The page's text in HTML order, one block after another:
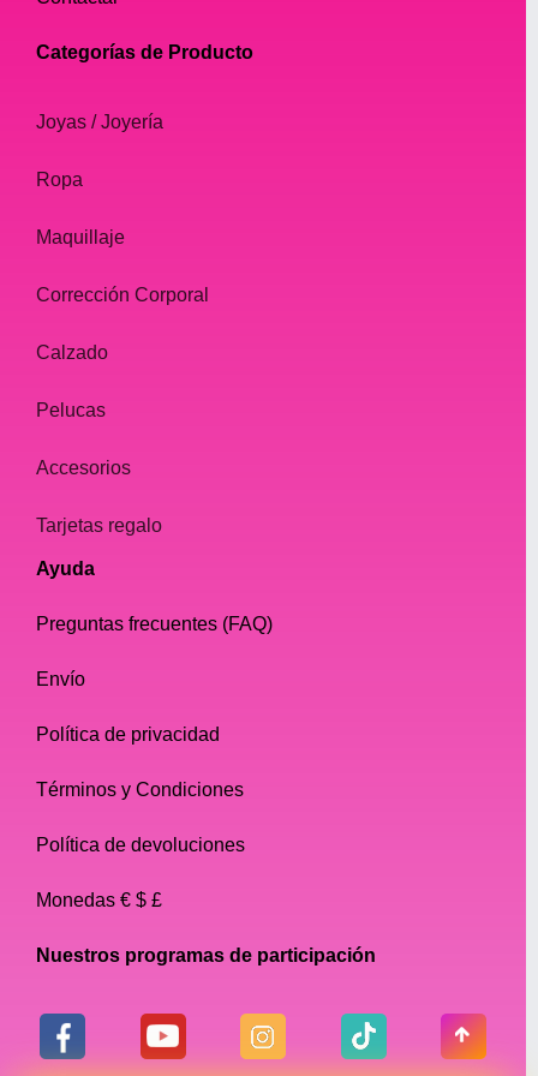
Categorías de Producto
Joyas / Joyería
Ropa
Maquillaje
Corrección Corporal
Calzado
Pelucas
Accesorios
Tarjetas regalo
Ayuda
Preguntas frecuentes (FAQ)
Envío
Política de privacidad
Términos y Condiciones
Política de devoluciones
Monedas € $ £
Nuestros programas de participación